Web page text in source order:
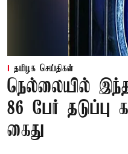
தமிழக செய்திகள்
நெல்லையில்
86 பேர் தடுப்பு
கைது